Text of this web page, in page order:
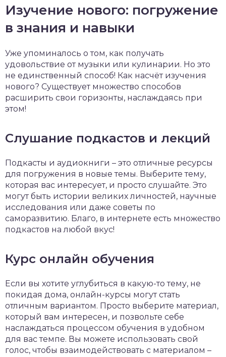
Изучение нового: погружение
в знания и навыки
Уже упоминалось о том, как получать
удовольствие от музыки или кулинарии. Но это
не единственный способ! Как насчёт изучения
нового? Существует множество способов
расширить свои горизонты, наслаждаясь при
этом!
Слушание подкастов и лекций
Подкасты и аудиокниги – это отличные ресурсы
для погружения в новые темы. Выберите тему,
которая вас интересует, и просто слушайте. Это
могут быть истории великих личностей, научные
исследования или даже советы по
саморазвитию. Благо, в интернете есть множество
подкастов на любой вкус!
Курс онлайн обучения
Если вы хотите углубиться в какую-то тему, не
покидая дома, онлайн-курсы могут стать
отличным вариантом. Просто выберите материал,
который вам интересен, и позвольте себе
наслаждаться процессом обучения в удобном
для вас темпе. Вы можете использовать свой
голос, чтобы взаимодействовать с материалом –